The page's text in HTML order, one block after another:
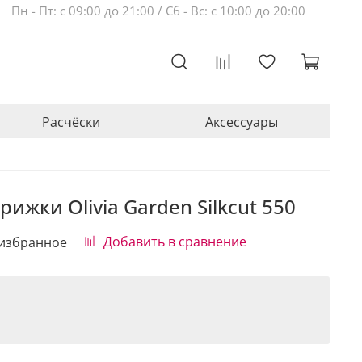
Пн - Пт: с 09:00 до 21:00 / Сб - Вс: с 10:00 до 20:00
Расчёски Аксессуары
Olivia Garden Silkcut 550
Добавить в сравнение